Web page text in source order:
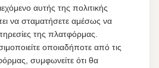
αυτής της πολιτικής
να σταματήσετε αμέσως να
της πλατφόρμας.
οποιαδήποτε από τις
συμφωνείτε ότι θα